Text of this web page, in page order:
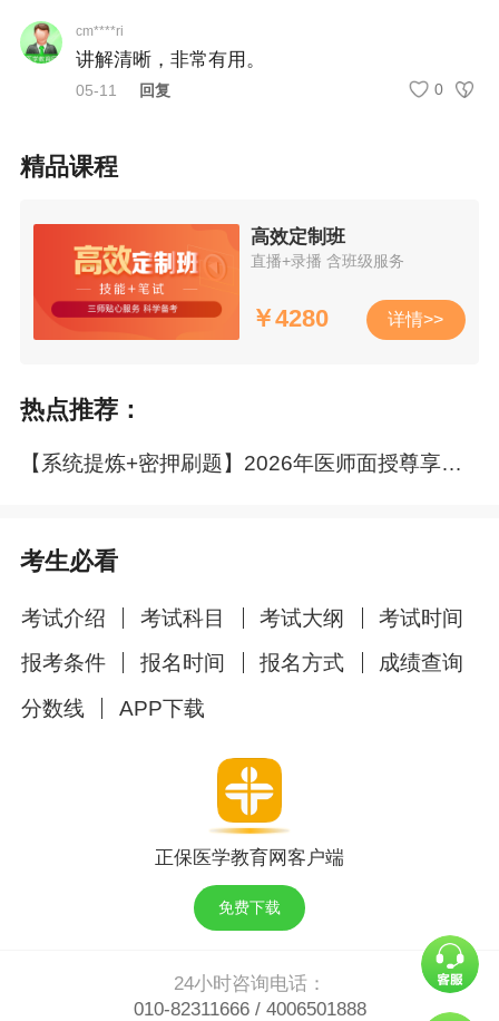
高强度、高密度刷题特训，题目直击命题人思路。
老师逐题精讲，举一反三，练透高频题型、易错题
·课程安排：
临床医师 19800元
中医执业
师
19800元
飞等
中西医助理
口腔医师 19800元
不过退费
即将封班！欲报从速！
我们深知你的顾虑：万一努力了还没过怎么办？
独家推出限时政策：
技能考试｜笔试（二试） 不过可退费！
cm****ri
讲解清晰，非常有用。
05-11 回复 0
精品课程
高效定制班
直播+录播 含班级服务
￥4280 详情>>
热点推荐：
【系统提炼+密押刷题】2026年医师面授尊享协议班7月31日封班！
考生必看
考试介绍 考试科目 考试大纲
考试时间
报考条件
报名时间 报名方式
成绩查询
分数线
APP下载
正保医学教育网客户端
免费下载
24小时咨询电话：
010-82311666/ 4006501888